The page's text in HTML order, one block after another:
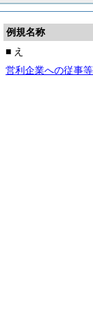
例規名称
■ え
営利企業への従事